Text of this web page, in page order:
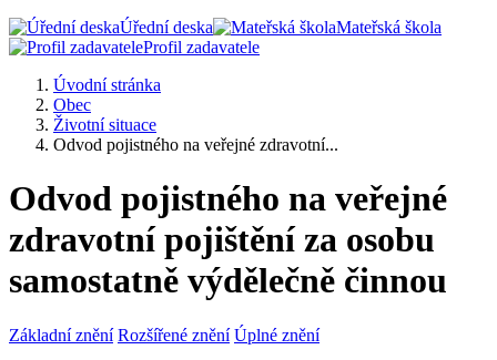
Úřední deska
Mateřská škola
Profil zadavatele
Úvodní stránka
Obec
Životní situace
Odvod pojistného na veřejné zdravotní...
Odvod pojistného na veřejné
zdravotní pojištění za osobu
samostatně výdělečně činnou
Základní znění Rozšířené znění Úplné znění